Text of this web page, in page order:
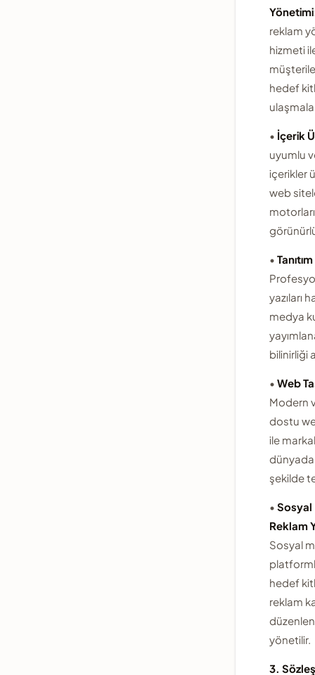
reklam
hizmeti
hedef
• İçerik
uyumlu
içerikler
web
• Tanıtım
yazıları
medya
bilinirliği
• Web
Modern
dostu
ile
dünyada
şekilde
• Sosyal
Reklam
Sosyal
hedef
reklam
yönetilir.
3.